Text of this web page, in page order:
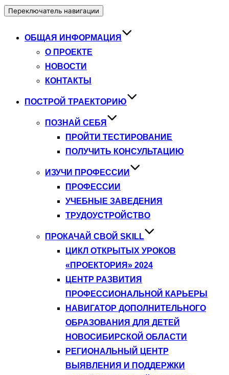
Переключатель навигации
ОБЩАЯ ИНФОРМАЦИЯ
О ПРОЕКТЕ
НОВОСТИ
КОНТАКТЫ
ПОСТРОЙ ТРАЕКТОРИЮ
ПОЗНАЙ СЕБЯ
ПРОЙТИ ТЕСТИРОВАНИЕ
ПОЛУЧИТЬ КОНСУЛЬТАЦИЮ
ИЗУЧИ ПРОФЕССИИ
ПРОФЕССИИ
УЧЕБНЫЕ ЗАВЕДЕНИЯ
ТРУДОУСТРОЙСТВО
ПРОКАЧАЙ СВОЙ SKILL
ЦИКЛ ОТКРЫТЫХ УРОКОВ
«ПРОЕКТОРИЯ» 2024
ЦЕНТР РАЗВИТИЯ
ПРОФЕССИОНАЛЬНОЙ КАРЬЕРЫ
НАВИГАТОР ДОПОЛНИТЕЛЬНОГО
ОБРАЗОВАНИЯ ДЛЯ ДЕТЕЙ
НОВОСИБИРСКОЙ ОБЛАСТИ
РЕГИОНАЛЬНЫЙ ЦЕНТР
ВЫЯВЛЕНИЯ И ПОДДЕРЖКИ